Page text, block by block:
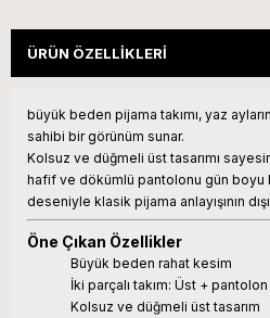
ÜRÜN ÖZELLIKLERI
büyük beden pijama takımı, yaz
sahibi bir görünüm sunar.
Kolsuz ve düğmeli üst tasarımı
hafif ve dökümlü pantolonu gün boyu
deseniyle klasik pijama anlayışının
Öne Çıkan Özellikler
Büyük beden rahat kesim
İki parçalı takım: Üst + pantolon
Kolsuz ve düğmeli üst tasarım